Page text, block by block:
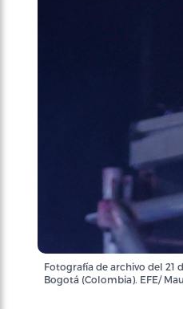
Fotografía de archivo del 21
Bogotá (Colombia). EFE/